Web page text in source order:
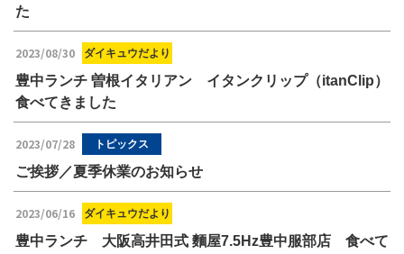
た
2023/08/30 ダイキュウだより
豊中ランチ 曽根イタリアン イタンクリップ（itanClip）
食べてきました
2023/07/28 トピックス
ご挨拶／夏季休業のお知らせ
2023/06/16 ダイキュウだより
豊中ランチ 大阪高井田式 麵屋7.5Hz豊中服部店 食べて